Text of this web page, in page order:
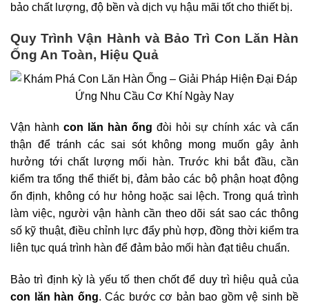
bảo chất lượng, độ bền và dịch vụ hậu mãi tốt cho thiết bị.
Quy Trình Vận Hành và Bảo Trì Con Lăn Hàn
Ống An Toàn, Hiệu Quả
Vận hành con lăn hàn ống đòi hỏi sự chính xác và cẩn
thận để tránh các sai sót không mong muốn gây ảnh
hưởng tới chất lượng mối hàn. Trước khi bắt đầu, cần
kiểm tra tổng thể thiết bị, đảm bảo các bộ phận hoạt động
ổn định, không có hư hỏng hoặc sai lệch. Trong quá trình
làm việc, người vận hành cần theo dõi sát sao các thông
số kỹ thuật, điều chỉnh lực đẩy phù hợp, đồng thời kiểm tra
liên tục quá trình hàn để đảm bảo mối hàn đạt tiêu chuẩn.
Bảo trì định kỳ là yếu tố then chốt để duy trì hiệu quả của
con lăn hàn ống. Các bước cơ bản bao gồm vệ sinh bề